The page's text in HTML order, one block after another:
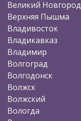
Великий Новгород
Верхняя Пышма
Владивосток
Владикавказ
Владимир
Волгоград
Волгодонск
Волжск
Волжский
Вологда